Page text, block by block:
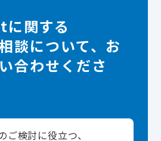
関する
談について、お
合わせくださ
ご検討に役立つ、